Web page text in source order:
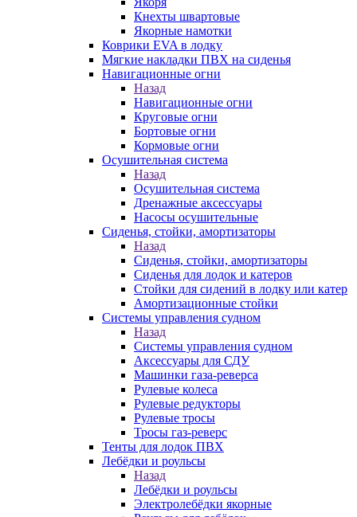
Кнехты швартовые
Якорные намотки
Коврики EVA в лодку
Мягкие накладки ПВХ на сиденья
Навигационные огни
Назад
Навигационные огни
Круговые огни
Бортовые огни
Кормовые огни
Осушительная система
Назад
Осушительная система
Дренажные аксессуары
Насосы осушительные
Сиденья, стойки, амортизаторы
Назад
Сиденья, стойки, амортизаторы
Сиденья для лодок и катеров
Стойки для сидений в лодку или катер
Амортизационные стойки
Системы управления судном
Назад
Системы управления судном
Аксессуары для СДУ
Машинки газа-реверса
Рулевые колеса
Рулевые редукторы
Рулевые тросы
Тросы газ-реверс
Тенты для лодок ПВХ
Лебёдки и роульсы
Назад
Лебёдки и роульсы
Электролебёдки якорные